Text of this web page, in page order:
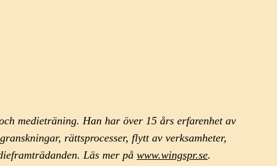
medieträning. Han har över 15 års erfarenhet av
rättsprocesser, flytt av verksamheter,
Läs mer på www.wingspr.se.